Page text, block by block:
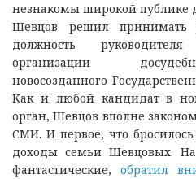
незнакомы широкой публике
Шевцов решил принимать
должность
организации
новосозданного
Как и любой кандидат в
орган, Шевцов вполне
СМИ. И первое, что бросилось
доходы семьи Шевцовых.
фантастические, обратил